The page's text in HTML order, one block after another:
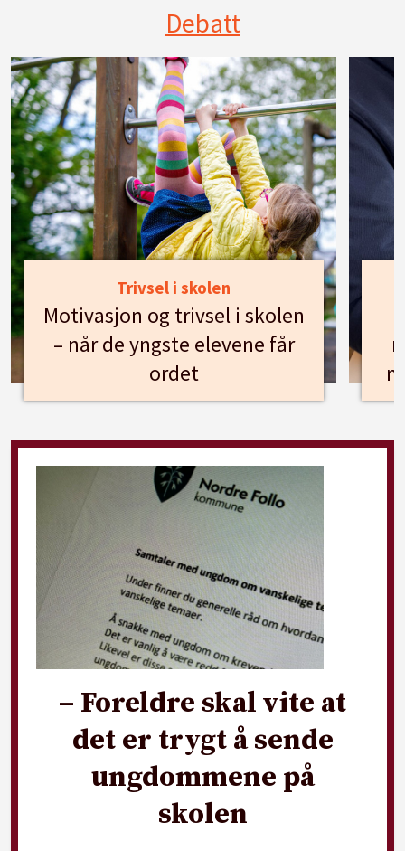
Debatt
Trivsel i skolen
Motivasjon og trivsel i skolen
– når de yngste elevene får
ordet
– Foreldre skal vite at
det er trygt å sende
ungdommene på
skolen